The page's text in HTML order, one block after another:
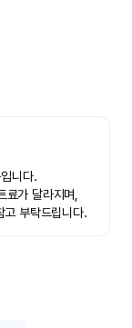
니다.
가 달라지며,
고 부탁드립니다.